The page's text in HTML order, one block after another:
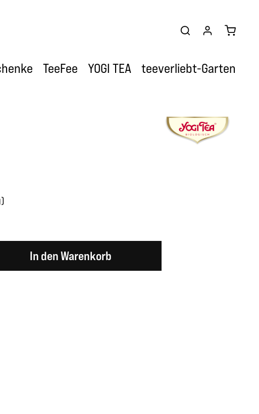
TeeFee YOGI TEA teeverliebt-Garten
Wert ein oder benutze die Schaltflächen
In den Warenkorb